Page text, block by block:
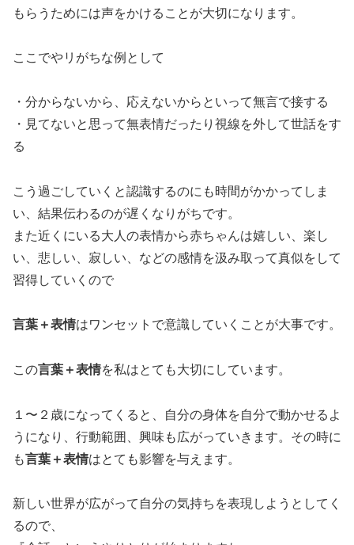
もらうためには声をかけることが大切になります。
ここでやリがちな例として
・分からないから、応えないからといって無言で接する
・見てないと思って無表情だったり視線を外して世話をす
る
こう過ごしていくと認識するのにも時間がかかってしま
い、結果伝わるのが遅くなりがちです。
また近くにいる大人の表情から赤ちゃんは嬉しい、楽し
い、悲しい、寂しい、などの感情を汲み取って真似をして
習得していくので
言葉＋表情はワンセットで意識していくことが大事です。
この言葉＋表情を私はとても大切にしています。
１〜２歳になってくると、自分の身体を自分で動かせるよ
うになり、行動範囲、興味も広がっていきます。その時に
も言葉＋表情はとても影響を与えます。
新しい世界が広がって自分の気持ちを表現しようとしてく
るので、